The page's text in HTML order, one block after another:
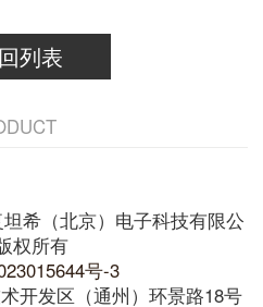
列表
希（北京）电子科技有限公
权所有
号-3
开发区（通州）环景路18号